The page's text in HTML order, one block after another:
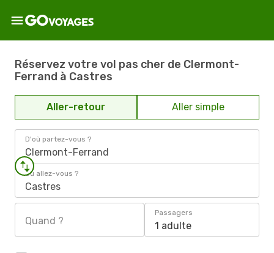
Réservez votre vol pas cher de Clermont-
Ferrand à Castres
Aller-retour Aller simple
D'où partez-vous ?
Clermont-Ferrand
Où allez-vous ?
Castres
Quand ?
Passagers
1 adulte